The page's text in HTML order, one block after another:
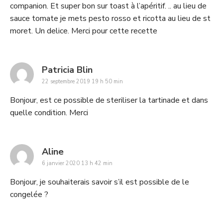
companion. Et super bon sur toast à l’apéritif. .. au lieu de
sauce tomate je mets pesto rosso et ricotta au lieu de st
moret. Un delice. Merci pour cette recette
Patricia Blinsays:
22 septembre 2019 19 h 50 min
Bonjour, est ce possible de steriliser la tartinade et dans
quelle condition. Merci
Alinesays:
6 janvier 2020 13 h 42 min
Bonjour, je souhaiterais savoir s’il est possible de le
congelée ?